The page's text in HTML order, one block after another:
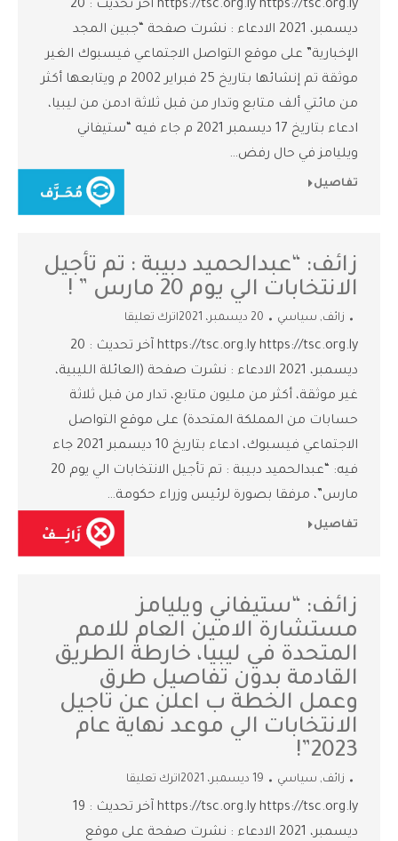
https://tsc.org.ly https://tsc.org.ly آخر تحديث : 20
ديسمبر، 2021 الادعاء : نشرت صفحة “جبين المجد
الإخبارية” على موقع التواصل الاجتماعي فيسبوك الغير
موثقة تم إنشائها بتاريخ 25 فبراير 2002 م ويتابعها أكثر
من مائتي ألف متابع وتدار من قبل ثلاثة ادمن من ليبيا،
ادعاء بتاريخ 17 ديسمبر 2021 م جاء فيه “ستيفاني
ويليامز في حال رفض…
تفاصيل
زائف: “عبدالحميد دبيبة : تم تأجيل
الانتخابات الي يوم 20 مارس ” !
زائف, سياسي 20 ديسمبر، 2021 اترك تعليقا
https://tsc.org.ly https://tsc.org.ly آخر تحديث : 20
ديسمبر، 2021 الادعاء : نشرت صفحة (العائلة الليبية،
غير موثقة، أكثر من مليون متابع، تدار من قبل ثلاثة
حسابات من المملكة المتحدة) على موقع التواصل
الاجتماعي فيسبوك، ادعاء بتاريخ 10 ديسمبر 2021 جاء
فيه: “عبدالحميد دبيبة : تم تأجيل الانتخابات الي يوم 20
مارس”، مرفقا بصورة لرئيس وزراء حكومة…
تفاصيل
زائف: “ستيفاني ويليامز
مستشارة الامين العام للامم
المتحدة في ليبيا، خارطة الطريق
القادمة بدون تفاصيل طرق
وعمل الخطة ب اعلن عن تاجيل
الانتخابات الي موعد نهاية عام
2023”!
زائف, سياسي 19 ديسمبر، 2021 اترك تعليقا
https://tsc.org.ly https://tsc.org.ly آخر تحديث : 19
ديسمبر، 2021 الادعاء : نشرت صفحة على موقع